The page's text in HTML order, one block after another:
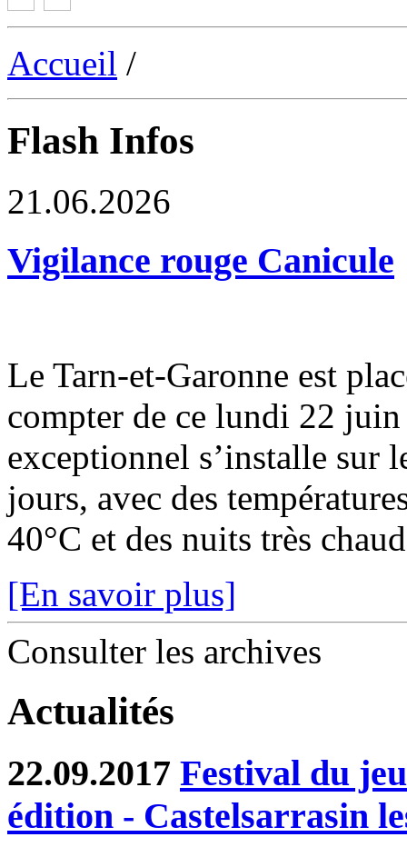
Accueil /
Flash Infos
21.06.2026
Vigilance rouge Canicule
Le Tarn-et-Garonne est
compter de ce lundi 22
exceptionnel s’installe sur
jours, avec des
40°C et des nuits très
[En savoir plus]
Consulter les archives
Actualités
22.09.2017 Festival du
édition - Castelsarrasin